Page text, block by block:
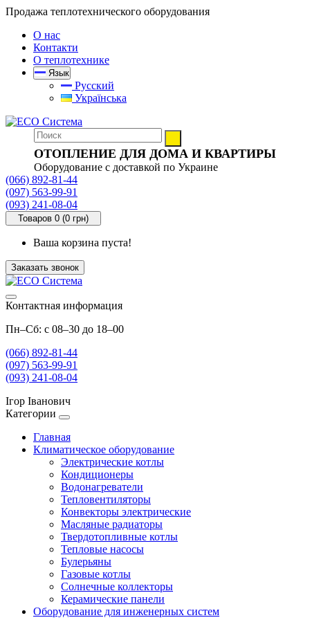
Продажа теплотехнического оборудования
О нас
Контакти
О теплотехнике
Язык
Русский
Українська
ОТОПЛЕНИЕ ДЛЯ ДОМА И КВАРТИРЫ
Оборудование с доставкой по Украине
(066) 892-81-44
(097) 563-99-91
(093) 241-08-04
Товаров 0 (0 грн)
Ваша корзина пуста!
Заказать звонок
Контактная информация
Пн–Сб: с 08–30 до 18–00
(066) 892-81-44
(097) 563-99-91
(093) 241-08-04
Ігор Іванович
Категории
Главная
Климатическое оборудование
Электрические котлы
Кондиционеры
Водонагреватели
Тепловентиляторы
Конвекторы электрические
Масляные радиаторы
Твердотопливные котлы
Тепловые насосы
Булерьяны
Газовые котлы
Солнечные коллекторы
Керамические панели
Оборудование для инженерных систем